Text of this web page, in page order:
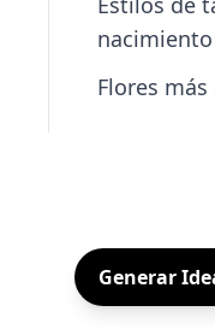
nacimiento
Flores
Generar